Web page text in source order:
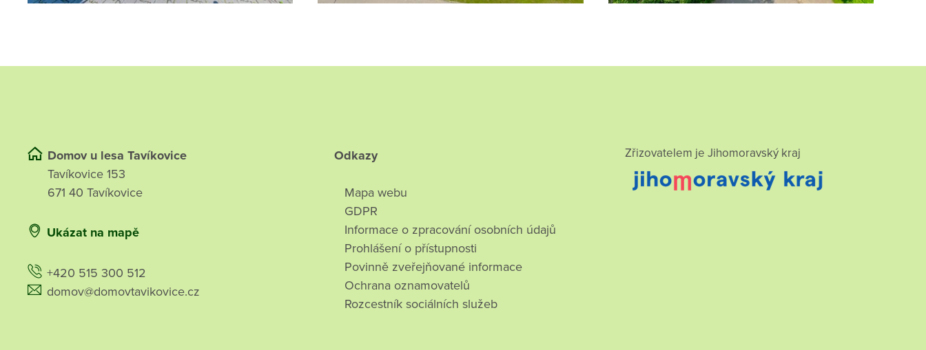
Domov u lesa Tavíkovice
Tavíkovice 153
671 40 Tavíkovice
Ukázat na mapě
+420 515 300 512
domov@domovtavikovice.cz
Odkazy
Mapa webu
GDPR
Informace o zpracování osobních údajů
Prohlášení o přístupnosti
Povinně zveřejňované informace
Ochrana oznamovatelů
Rozcestník sociálních služeb
Zřizovatelem je Jihomoravský kraj